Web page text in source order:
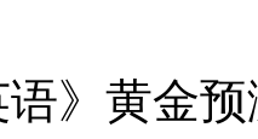
》黄金